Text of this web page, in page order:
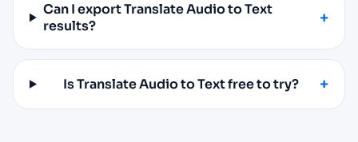
Can I export Translate Audio to Text
results?
Is Translate Audio to Text free to try?